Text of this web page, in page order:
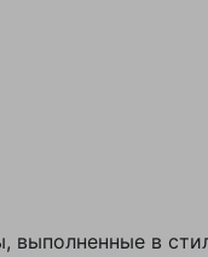
выполненные в